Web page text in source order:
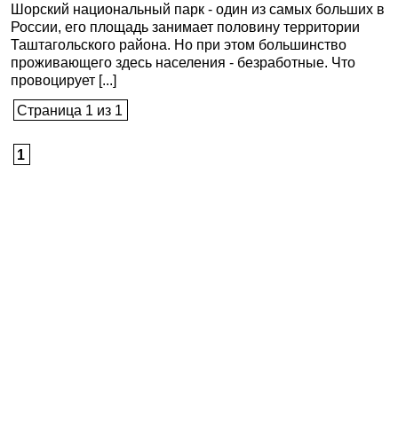
Шорский национальный парк - один из самых больших в
России, его площадь занимает половину территории
Таштагольского района. Но при этом большинство
проживающего здесь населения - безработные. Что
провоцирует [...]
Страница 1 из 1
1